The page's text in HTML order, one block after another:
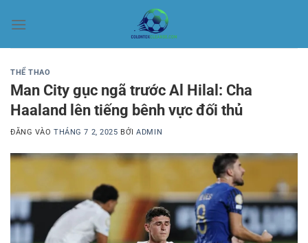
qua
THỂ THAO
Man City gục ngã trước Al Hilal: Cha
Haaland lên tiếng bênh vực đối thủ
ĐĂNG VÀOTHÁNG 7 2, 2025 BỞIADMIN